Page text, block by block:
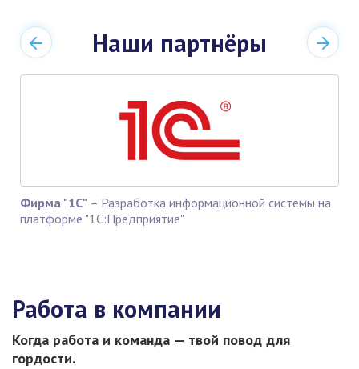
Наши партнёры
Фирма "1С" – Разработка информационной системы на
платформе "1С:Предприятие"
Работа в компании
Когда работа и команда — твой повод для
гордости.